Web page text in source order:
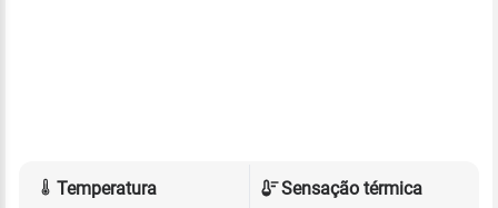
Temperatura
Sensação térmica